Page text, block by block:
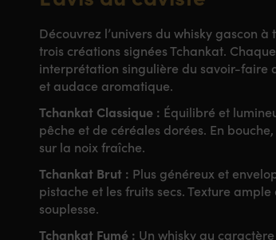
Découvrez l’univers du whisky gascon
trois créations signées Tchankat.
interprétation singulière du savoir-faire
et audace aromatique.
Tchankat Classique : Équilibré et
pêche et de céréales dorées. En
sur la noix fraîche.
Tchankat Brut : Plus généreux et
pistache et les fruits secs. Texture
souplesse.
Tchankat Fumé : Un whisky au